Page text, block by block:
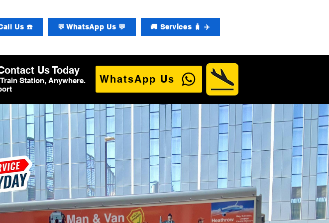
Us ☎️ 💬 WhatsApp Us 💬 🚚 Services 🧳 ✈️
Us Today
Station, Anywhere.
WhatsApp Us